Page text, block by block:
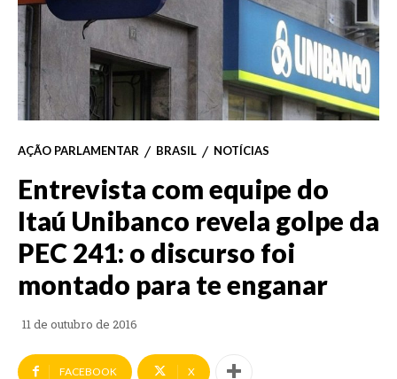
AÇÃO PARLAMENTAR BRASIL NOTÍCIAS
Entrevista com equipe do
Itaú Unibanco revela golpe da
PEC 241: o discurso foi
montado para te enganar
11 de outubro de 2016
FACEBOOK X